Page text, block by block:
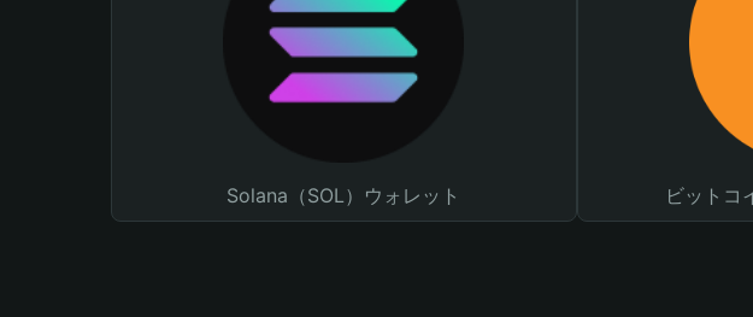
Solana（SOL）ウォレット ビットコ